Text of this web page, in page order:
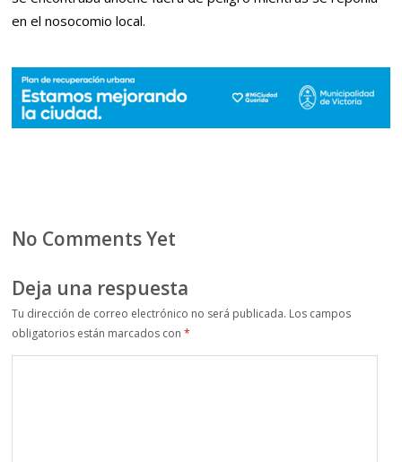
en el nosocomio local.
No Comments Yet
Deja una respuesta
Tu dirección de correo electrónico no será publicada. Los campos
obligatorios están marcados con*